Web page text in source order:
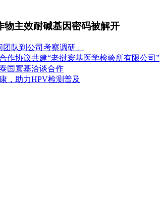
物主效耐碱基因密码被解开
队到公司考察调研」
作协议共建“老挝寰基医学检验所有限公司”
国寰基洽谈合作
，助力HPV检测普及